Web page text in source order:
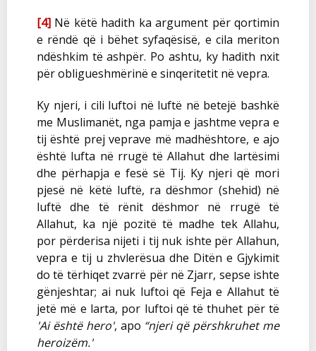
[4] Në këtë hadith ka argument për qortimin
e rëndë që i bëhet syfaqësisë, e cila meriton
ndëshkim të ashpër. Po ashtu, ky hadith nxit
për obligueshmërinë e sinqeritetit në vepra.
Ky njeri, i cili luftoi në luftë në betejë bashkë
me Muslimanët, nga pamja e jashtme vepra e
tij është prej veprave më madhështore, e ajo
është lufta në rrugë të Allahut dhe lartësimi
dhe përhapja e fesë së Tij. Ky njeri që mori
pjesë në këtë luftë, ra dëshmor (shehid) në
luftë dhe të rënit dëshmor në rrugë të
Allahut, ka një pozitë të madhe tek Allahu,
por përderisa nijeti i tij nuk ishte për Allahun,
vepra e tij u zhvlerësua dhe Ditën e Gjykimit
do të tërhiqet zvarrë për në Zjarr, sepse ishte
gënjeshtar; ai nuk luftoi që Feja e Allahut të
jetë më e larta, por luftoi që të thuhet për të
'Ai është hero', apo “njeri që përshkruhet me
heroizëm.'